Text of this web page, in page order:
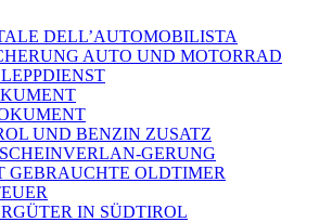
DELL’AUTOMOBILISTA
AUTO UND MOTORRAD
UND BENZIN ZUSATZ
GERUNG
GEBRAUCHTE OLDTIMER
IN SÜDTIROL